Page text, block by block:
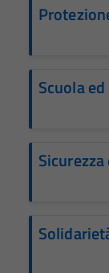
Scuola